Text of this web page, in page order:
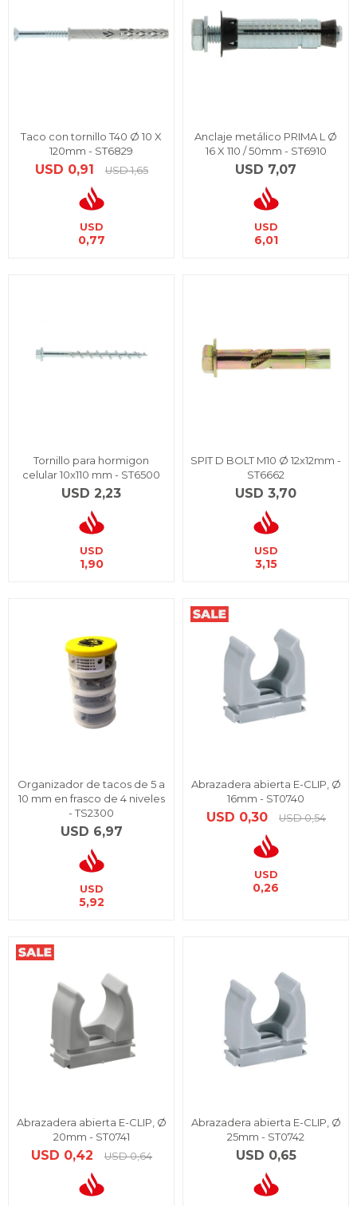
Taco con tornillo T40 Ø 10 X
120mm - ST6829
USD 0,91 USD 1,65
USD
0,77
Anclaje metálico PRIMA L Ø
16 X 110 / 50mm - ST6910
USD 7,07
USD
6,01
Tornillo para hormigon
celular 10x110 mm - ST6500
USD 2,23
USD
1,90
SPIT D BOLT M10 Ø 12x12mm -
ST6662
USD 3,70
USD
3,15
Organizador de tacos de 5 a
10 mm en frasco de 4 niveles
- TS2300
USD 6,97
USD
5,92
Abrazadera abierta E-CLIP, Ø
16mm - ST0740
USD 0,30 USD 0,54
USD
0,26
Abrazadera abierta E-CLIP, Ø
20mm - ST0741
USD 0,42 USD 0,64
Abrazadera abierta E-CLIP, Ø
25mm - ST0742
USD 0,65